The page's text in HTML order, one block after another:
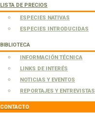
LISTA DE PRECIOS
ESPECIES NATIVAS
ESPECIES INTRODUCIDAS
BIBLIOTECA
INFORMACIÓN TÉCNICA
LINKS DE INTERÉS
NOTICIAS Y EVENTOS
REPORTAJES Y ENTREVISTAS
CONTACTO